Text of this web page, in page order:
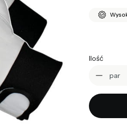
Ilość
par